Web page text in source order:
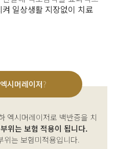
일상생활 지장없이 치료
엑시머레이저?
엑시머레이저로 백반증을 치
위는 보험 적용이 됩니다.
위는 보험미적용입니다.